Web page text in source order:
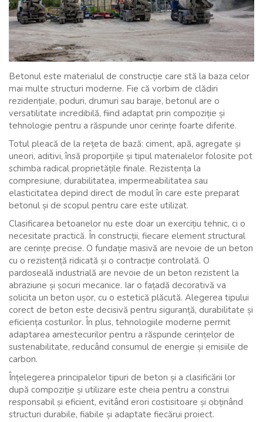
Betonul este materialul de construcție care stă la baza celor
mai multe structuri moderne. Fie că vorbim de clădiri
rezidențiale, poduri, drumuri sau baraje, betonul are o
versatilitate incredibilă, fiind adaptat prin compoziție și
tehnologie pentru a răspunde unor cerințe foarte diferite.
Totul pleacă de la rețeta de bază: ciment, apă, agregate și
uneori, aditivi, însă proporțiile și tipul materialelor folosite pot
schimba radical proprietățile finale. Rezistența la
compresiune, durabilitatea, impermeabilitatea sau
elasticitatea depind direct de modul în care este preparat
betonul și de scopul pentru care este utilizat.
Clasificarea betoanelor nu este doar un exercițiu tehnic, ci o
necesitate practică. În construcții, fiecare element structural
are cerințe precise. O fundație masivă are nevoie de un beton
cu o rezistență ridicată și o contracție controlată. O
pardoseală industrială are nevoie de un beton rezistent la
abraziune și șocuri mecanice. Iar o fațadă decorativă va
solicita un beton ușor, cu o estetică plăcută. Alegerea tipului
corect de beton este decisivă pentru siguranță, durabilitate și
eficiența costurilor. În plus, tehnologiile moderne permit
adaptarea amestecurilor pentru a răspunde cerințelor de
sustenabilitate, reducând consumul de energie și emisiile de
carbon.
Înțelegerea principalelor tipuri de beton și a clasificării lor
după compoziție și utilizare este cheia pentru a construi
responsabil și eficient, evitând erori costisitoare și obținând
structuri durabile, fiabile și adaptate fiecărui proiect.